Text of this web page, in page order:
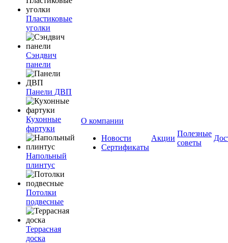
Пластиковые
уголки
Сэндвич
панели
Панели ДВП
Кухонные
фартуки
Напольный
плинтус
Потолки
подвесные
Террасная
доска
О компании
Новости
Сертификаты
Акции
Полезные
советы